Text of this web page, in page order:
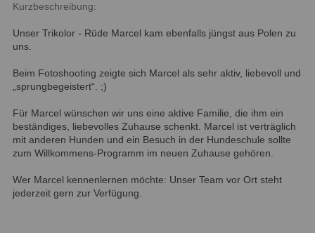
Kurzbeschreibung:
Unser Trikolor - Rüde Marcel kam ebenfalls jüngst aus Polen zu
uns.
Beim Fotoshooting zeigte sich Marcel als sehr aktiv, liebevoll und
„sprungbegeistert“. ;)
Für Marcel wünschen wir uns eine aktive Familie, die ihm ein
beständiges, liebevolles Zuhause schenkt. Marcel ist verträglich
mit anderen Hunden und ein Besuch in der Hundeschule sollte
zum Willkommens-Programm im neuen Zuhause gehören.
Wer Marcel kennenlernen möchte: Unser Team vor Ort steht
jederzeit gern zur Verfügung.